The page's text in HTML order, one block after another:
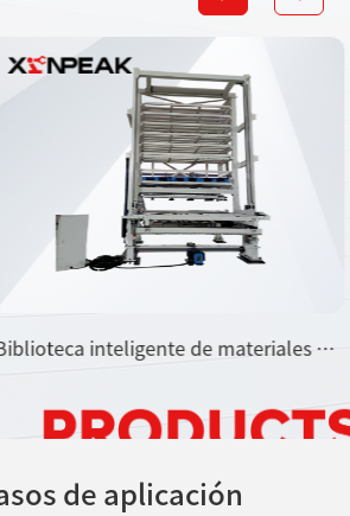
de materiales en
de aplicación